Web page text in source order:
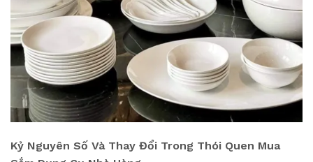
Kỷ Nguyên Số Và Thay Đổi Trong Thói Quen Mua